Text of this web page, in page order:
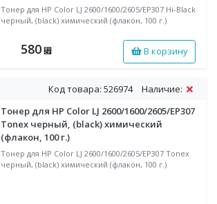
Тонер для HP Color LJ 2600/1600/2605/EP307 Hi-Black
черный, (black) химический (флакон, 100 г.)
580 ⃏ В корзину
Код товара: 526974
Наличие:
Тонер для HP Color LJ 2600/1600/2605/EP307
Tonex черный, (black) химический
(флакон, 100 г.)
Тонер для HP Color LJ 2600/1600/2605/EP307 Tonex
черный, (black) химический (флакон, 100 г.)